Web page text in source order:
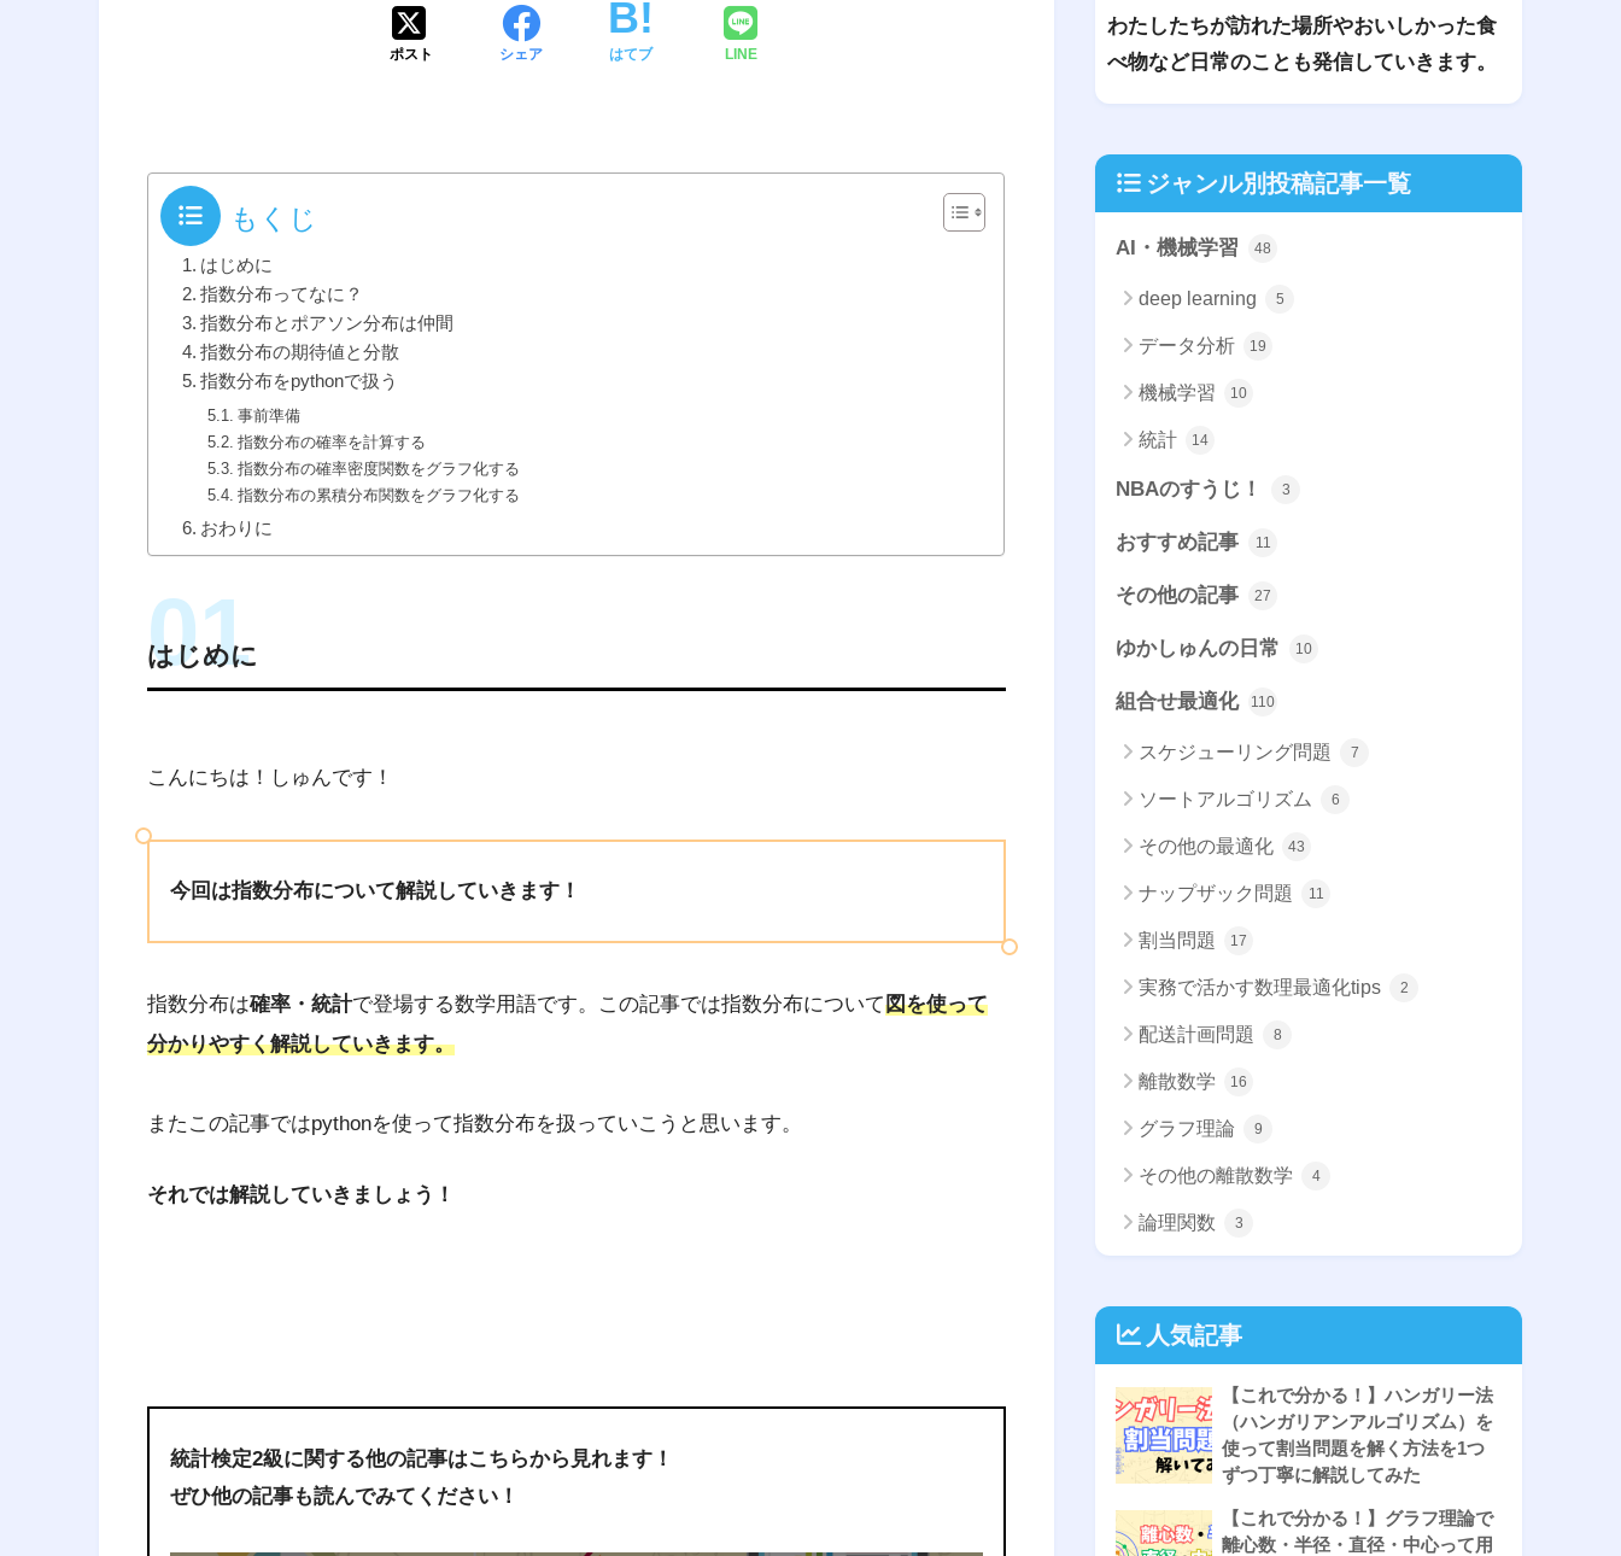
ポスト シェア はてブ LINE
もくじ
はじめに
指数分布ってなに？
指数分布とポアソン分布は仲間
指数分布の期待値と分散
指数分布をpythonで扱う
事前準備
指数分布の確率を計算する
指数分布の確率密度関数をグラフ化する
指数分布の累積分布関数をグラフ化する
おわりに
はじめに
こんにちは！しゅんです！
今回は指数分布について解説していきます！
指数分布は確率・統計で登場する数学用語です。この記事では指数分布について図を使って
分かりやすく解説していきます。
またこの記事ではpythonを使って指数分布を扱っていこうと思います。
それでは解説していきましょう！
統計検定2級に関する他の記事はこちらから見れます！
ぜひ他の記事も読んでみてください！
わたしたちが訪れた場所やおいしかった食
べ物など日常のことも発信していきます。
ジャンル別投稿記事一覧
AI・機械学習 48
deep learning 5
データ分析 19
機械学習 10
統計 14
NBAのすうじ！ 3
おすすめ記事 11
その他の記事 27
ゆかしゅんの日常 10
組合せ最適化 110
スケジューリング問題 7
ソートアルゴリズム 6
その他の最適化 43
ナップザック問題 11
割当問題 17
実務で活かす数理最適化tips 2
配送計画問題 8
離散数学 16
グラフ理論 9
その他の離散数学 4
論理関数 3
人気記事
【これで分かる！】ハンガリー法
（ハンガリアンアルゴリズム）を
使って割当問題を解く方法を1つ
ずつ丁寧に解説してみた
【これで分かる！】グラフ理論で
離心数・半径・直径・中心って用